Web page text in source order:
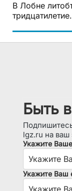
В Лобне
Быть
lgz.ru на
Укажите
Укажите Ваш